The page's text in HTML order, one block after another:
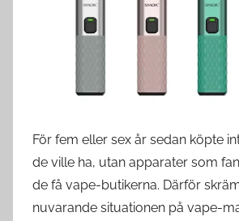
För fem eller sex år sedan köpte
de ville ha, utan apparater som
de få vape-butikerna. Därför
nuvarande situationen på vape-